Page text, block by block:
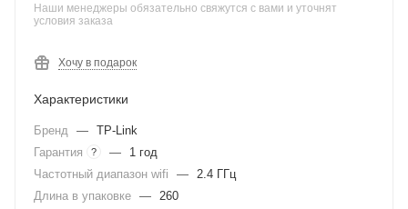
Наши менеджеры обязательно свяжутся с вами и уточнят
условия заказа
Хочу в подарок
Характеристики
Бренд — TP-Link
Гарантия
? —
1 год
Частотный диапазон wifi
—
2.4 ГГц
Длина в упаковке —
260